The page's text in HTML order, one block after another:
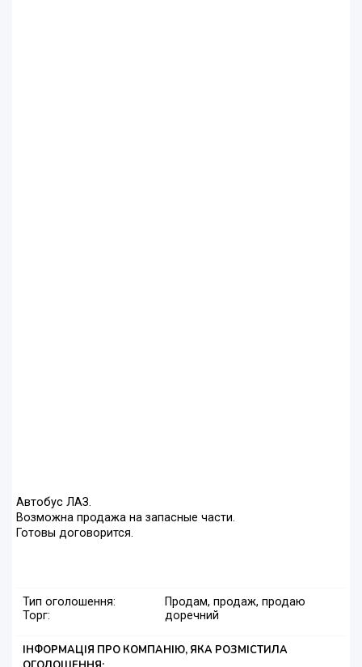
Автобус ЛАЗ.
Возможна продажа на запасные части.
Готовы договорится.
Тип оголошення:
Продам, продаж, продаю
Торг:
доречний
ІНФОРМАЦІЯ ПРО КОМПАНІЮ, ЯКА РОЗМІСТИЛА